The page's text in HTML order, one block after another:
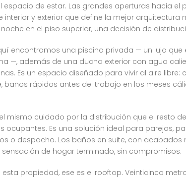
de estar. Las grandes aperturas hacia el
y exterior que define la mejor arquitectura
en el piso superior, una decisión de
encontramos una piscina privada — un lujo que
—, además de una ducha exterior con agua
Es un espacio diseñado para vivir al aire libre:
rápidos antes del trabajo en los meses
mismo cuidado por la distribución que el resto
Es una solución ideal para parejas,
o despacho. Los baños en suite, con
de hogar terminado, sin compromisos.
propiedad, ese es el rooftop. Veinticinco